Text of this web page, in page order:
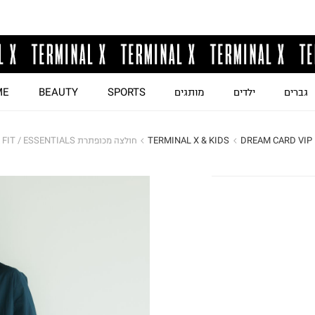
גברים ילדים מותגים SPORTS
BEAUTY
DREAM CARD VIP
TERMINAL X & KIDS חולצה מכופתרת REGULAR FIT / ESSENTIALS